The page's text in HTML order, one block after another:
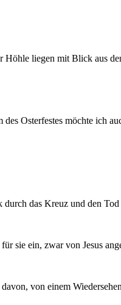
Osterfestes möchte ich
das Kreuz und den
sie ein, zwar von Jesus
von einem